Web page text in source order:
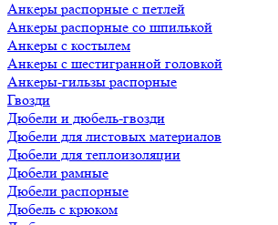
Анкеры распорные с петлей
Анкеры распорные со шпилькой
Анкеры с костылем
Анкеры с шестигранной головкой
Анкеры-гильзы распорные
Гвозди
Дюбели и дюбель-гвозди
Дюбели для листовых материалов
Дюбели для теплоизоляции
Дюбели рамные
Дюбели распорные
Дюбель с крюком